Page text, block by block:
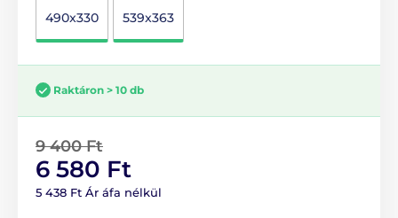
490x330 539x363
Raktáron > 10 db
9 400 Ft
6 580 Ft
5 438 Ft Ár áfa nélkül